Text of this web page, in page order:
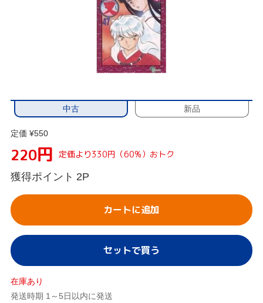
中古 新品
定価 ¥550
220円 定価より330円（60%）おトク
獲得ポイント 2P
カートに追加
セットで買う
在庫あり
発送時期 1～5日以内に発送